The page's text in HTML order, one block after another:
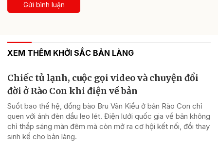
Gửi bình luận
XEM THÊM KHỞI SẮC BẢN LÀNG
Chiếc tủ lạnh, cuộc gọi video và chuyện đổi
đời ở Rào Con khi điện về bản
Suốt bao thế hệ, đồng bào Bru Vân Kiều ở bản Rào Con chỉ
quen với ánh đèn dầu leo lét. Điện lưới quốc gia về bản không
chỉ thắp sáng màn đêm mà còn mở ra cơ hội kết nối, đổi thay
sinh kế cho bản làng.